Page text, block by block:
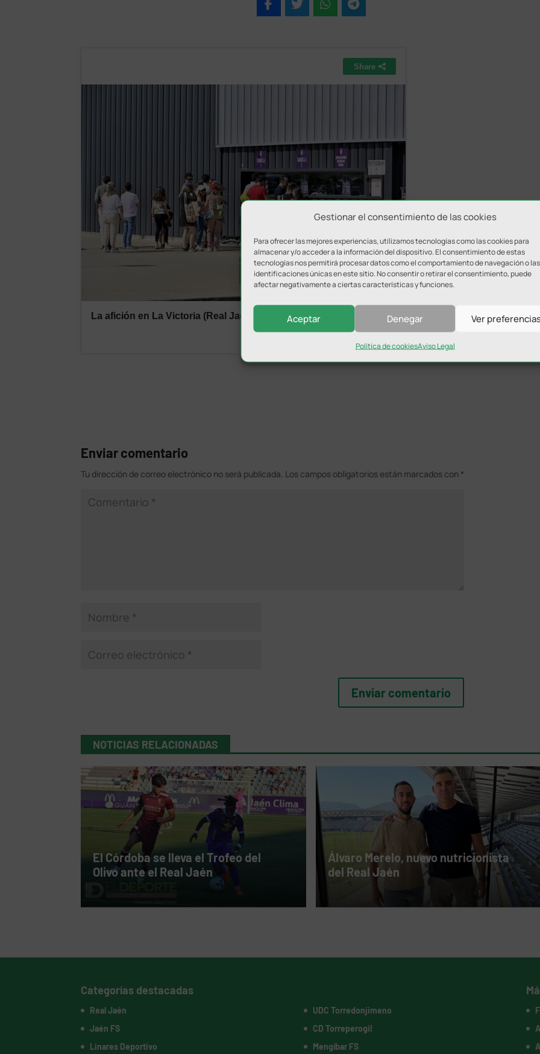
Gestionar el consentimiento de las cookies
Para ofrecer las mejores experiencias, utilizamos tecnologías como las cookies para
almacenar y/o acceder a la información del dispositivo. El consentimiento de estas
tecnologías nos permitirá procesar datos como el comportamiento de navegación o las
identificaciones únicas en este sitio. No consentir o retirar el consentimiento, puede
afectar negativamente a ciertas características y funciones.
Aceptar Denegar Ver
Política de cookiesAviso Legal
Enviar comentario
Tu dirección de correo electrónico no será publicada. Los campos obligatorios están marcados con *
NOTICIAS RELACIONADAS
El Córdoba se lleva el Trofeo del
Olivo ante el Real Jaén
Álvaro Merelo, nuevo nutricionista
del Real Jaén
Categorías destacadas
Real Jaén
Jaén FS
Linares Deportivo
UDC Torredonjimeno
CD Torreperogil
Mengíbar FS